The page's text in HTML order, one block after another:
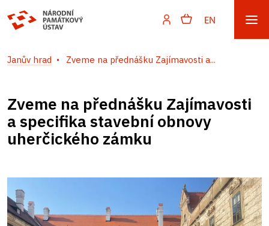
EN
Janův hrad Zveme na přednášku Zajímavosti a...
Zveme na přednášku Zajímavosti
a specifika stavební obnovy
uherčického zámku